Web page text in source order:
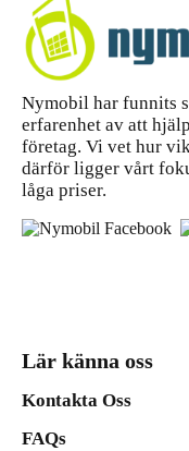
Nymobil har funnits
erfarenhet av att
företag. Vi vet hur
därför ligger vårt
låga priser.
Lär känna oss
Kontakta Oss
FAQs